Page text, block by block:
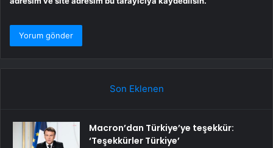
Son Eklenen
Macron’dan Türkiye’ye teşekkür:
‘Teşekkürler Türkiye’